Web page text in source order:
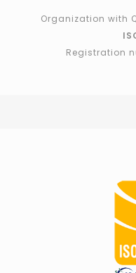
Organization with
Registration